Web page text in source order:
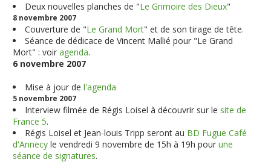
Deux nouvelles planches de "Le Grimoire des Dieux"
8 novembre 2007
Couverture de "Le Grand Mort" et de son tirage de tête.
Séance de dédicace de Vincent Mallié pour "Le Grand
Mort" : voiragenda.
6 novembre 2007
Mise à jour del'agenda
5 novembre 2007
Interview filmée de Régis Loisel à découvrir sur le site de
France 5.
Régis Loisel et Jean-louis Tripp seront au BD Fugue Café
d'Annecy le vendredi 9 novembre de 15h à 19h pourune
séance de signatures.